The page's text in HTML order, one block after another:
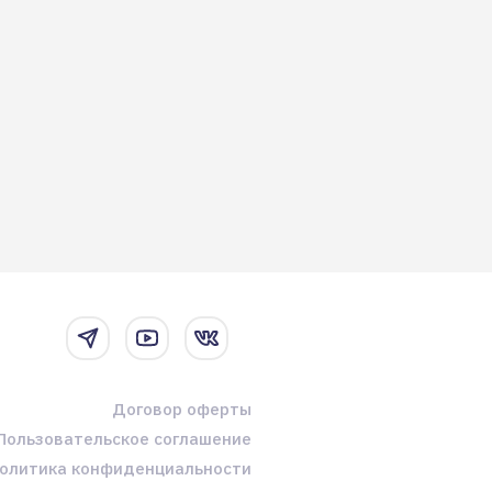
Договор оферты
соглашение
конфиденциальности